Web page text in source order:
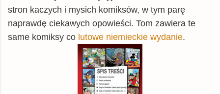
stron kaczych i mysich komiksów, w tym parę
naprawdę ciekawych opowieści. Tom zawiera te
same komiksy co lutowe niemieckie wydanie.